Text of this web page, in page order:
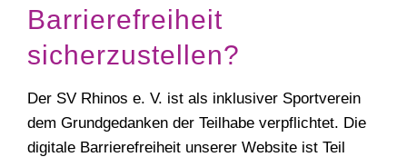
Barrierefreiheit
sicherzustellen?
Der SV Rhinos e. V. ist als inklusiver Sportverein
dem Grundgedanken der Teilhabe verpflichtet. Die
digitale Barrierefreiheit unserer Website ist Teil